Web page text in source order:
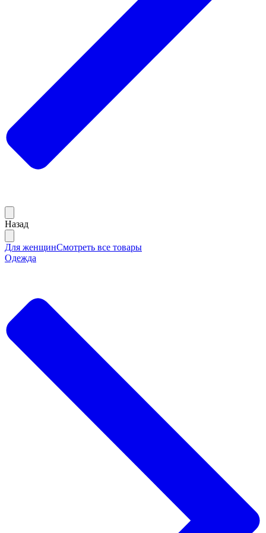
Назад
Для женщинСмотреть все товары
Одежда